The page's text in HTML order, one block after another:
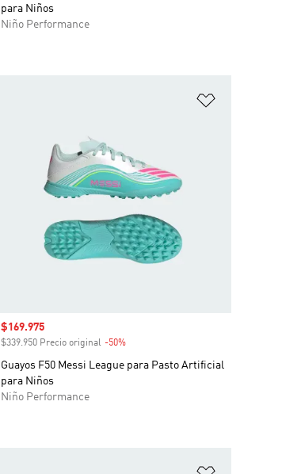
para Niños
Niño Performance
Precio de venta
$169.975
$339.950 Precio original -50%Descuento
Guayos F50 Messi League para Pasto Artificial
para Niños
Niño Performance